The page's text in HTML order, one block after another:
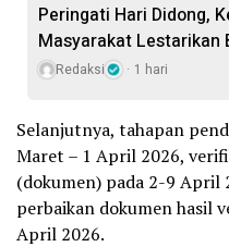
Peringati Hari Didong,
Masyarakat Lestarikan
Redaksi 1 hari
Selanjutnya, tahapan
Maret – 1 April 2026,
(dokumen) pada 2-9 April
perbaikan dokumen hasil
April 2026.